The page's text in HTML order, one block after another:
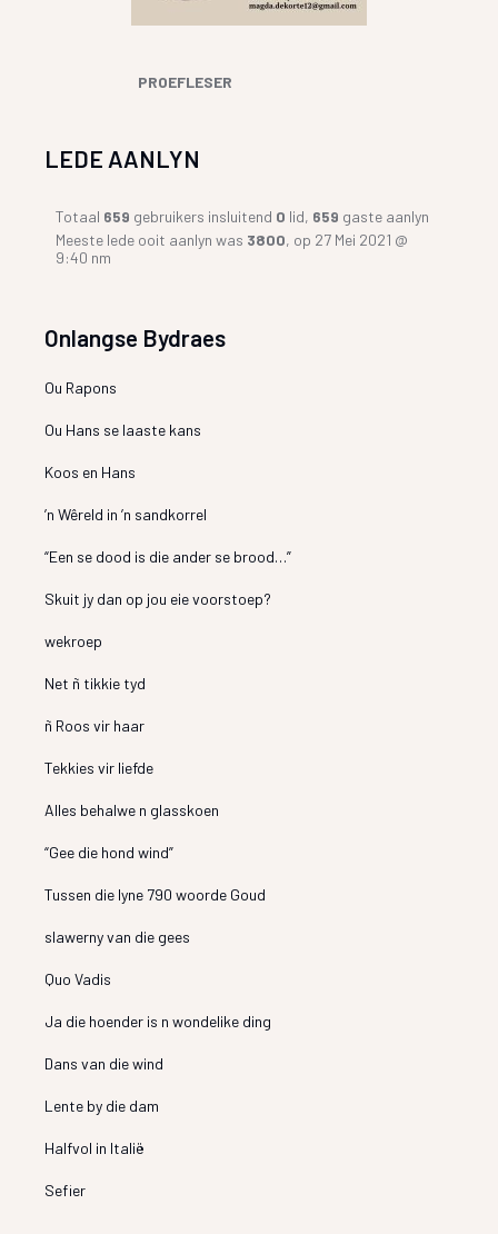
PROEFLESER
LEDE AANLYN
Totaal 659 gebruikers insluitend 0 lid, 659 gaste aanlyn
Meeste lede ooit aanlyn was 3800, op 27 Mei 2021 @
9:40 nm
Onlangse Bydraes
Ou Rapons
Ou Hans se laaste kans
Koos en Hans
’n Wêreld in ’n sandkorrel
“Een se dood is die ander se brood…”
Skuit jy dan op jou eie voorstoep?
wekroep
Net ñ tikkie tyd
ñ Roos vir haar
Tekkies vir liefde
Alles behalwe n glasskoen
“Gee die hond wind”
Tussen die lyne 790 woorde Goud
slawerny van die gees
Quo Vadis
Ja die hoender is n wondelike ding
Dans van die wind
Lente by die dam
Halfvol in Italië
Sefier